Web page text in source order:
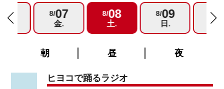
06
木.
8/07
金.
8/08
土.
8/09
日.
8/
月.
朝 昼 夜
ヒヨコで踊るラジオ